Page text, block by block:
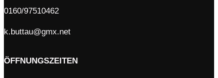
0160/97510462
k.buttau@gmx.net
ÖFFNUNGSZEITEN